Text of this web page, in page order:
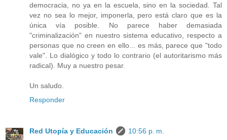
democracia, no ya en la escuela, sino en la sociedad. Tal
vez no sea lo mejor, imponerla, pero está claro que es la
única vía posible. No parece haber demasiada
"criminalización" en nuestro sistema educativo, respecto a
personas que no creen en ello... es más, parece que "todo
vale". Lo dialógico y todo lo contrario (el autoritarismo más
radical). Muy a nuestro pesar.
Un saludo.
Responder
Red Utopía y Educación
10:56 p. m.